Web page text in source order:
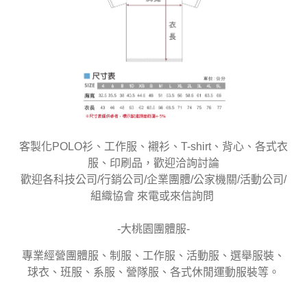
客製化POLO衫、工作服、襯衫、T-shirt、背心、各式衣
服、印刷品，歡迎洽詢討論
歡迎各科技公司/行銷公司/企業團體/公家機關/活動公司/
組織協會 來電或來信詢問
-大桃園團體服-
專業經營團體服、制服、工作服、活動服、選舉服裝、
球衣、班服、系服、營隊服、各式休閒運動服裝等。